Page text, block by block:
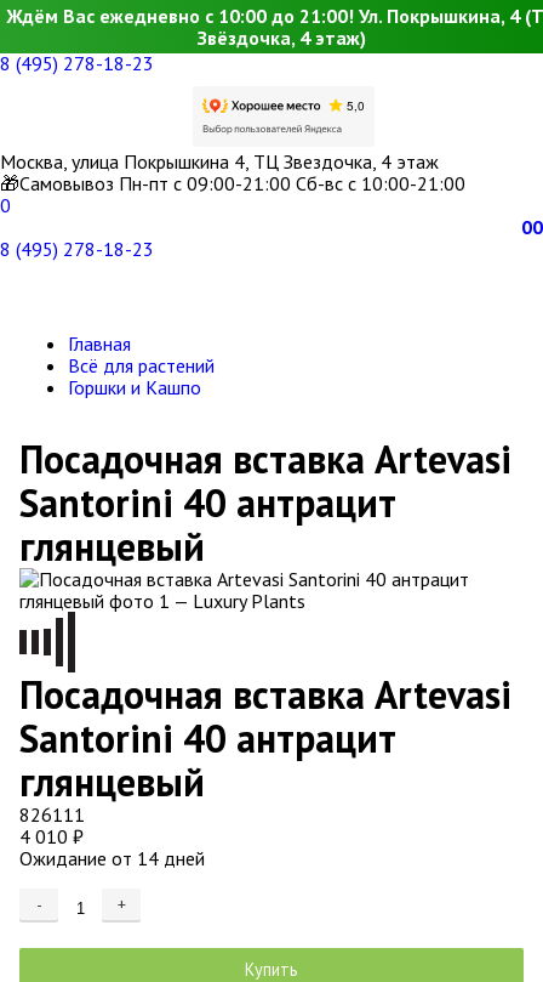
Ждём Вас ежедневно с 10:00 до 21:00! Ул. Покрышкина, 4
Звёздочка, 4 этаж)
8 (495) 278-18-23
Москва, улица Покрышкина 4, ТЦ Звездочка, 4 этаж
🎁Самовывоз Пн-пт с 09:00-21:00 Сб-вс с 10:00-21:00
0
00
8 (495) 278-18-23
Главная
Всё для растений
Горшки и Кашпо
Посадочная вставка Artevasi
Santorini 40 антрацит
глянцевый
Посадочная вставка Artevasi
Santorini 40 антрацит
глянцевый
826111
4 010 ₽
Ожидание от 14 дней
- +
Купить